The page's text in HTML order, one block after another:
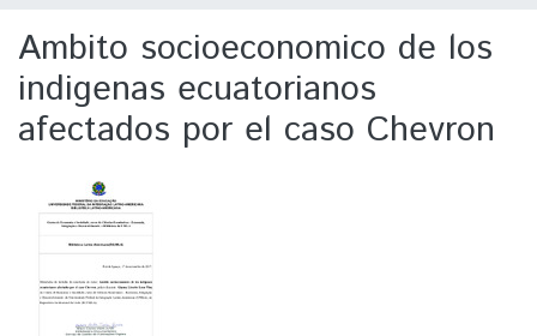
Ambito socioeconomico de los
indigenas ecuatorianos
afectados por el caso Chevron